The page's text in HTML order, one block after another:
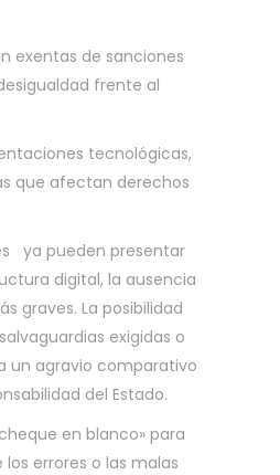
exentas de sanciones
frente al
tecnológicas,
que afectan derechos
ya pueden presentar
digital, la ausencia
graves. La posibilidad
exigidas o
un agravio comparativo
del Estado.
en blanco» para
errores o las malas